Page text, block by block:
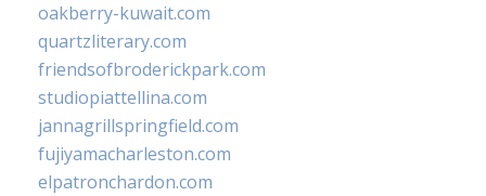
oakberry-kuwait.com
quartzliterary.com
friendsofbroderickpark.com
studiopiattellina.com
jannagrillspringfield.com
fujiyamacharleston.com
elpatronchardon.com